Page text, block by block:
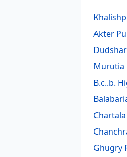
Akter
Murutia
B.c..b.
Ghugry